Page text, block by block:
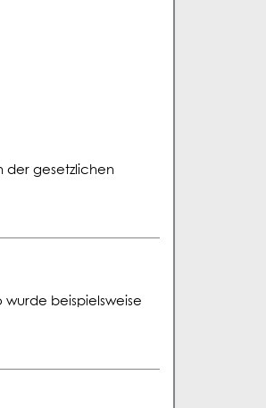
der gesetzlichen
beispielsweise